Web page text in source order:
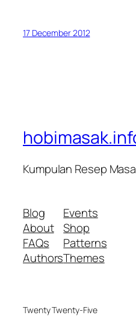
17 December 2012
Kumpulan Resep
Blog
About
FAQs
Authors
Events
Shop
Patterns
Themes
Twenty Twenty-Five